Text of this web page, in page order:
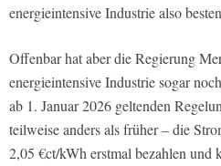
energieintensive Industrie also
Offenbar hat aber die Regierung
energieintensive Industrie sogar
ab 1. Januar 2026 geltenden
teilweise anders als früher – die
2,05 €ct/kWh erstmal bezahlen und